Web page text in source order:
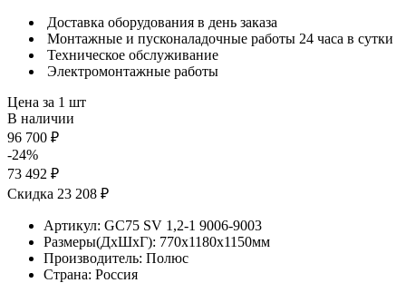
Доставка оборудования в день заказа
Монтажные и пусконаладочные работы 24 часа в сутки
Техническое обслуживание
Электромонтажные работы
Цена за 1 шт
В наличии
96 700 ₽
-24%
73 492 ₽
Скидка 23 208 ₽
Артикул: GС75 SV 1,2-1 9006-9003
Размеры(ДхШхГ): 770x1180x1150мм
Производитель: Полюс
Страна: Россия